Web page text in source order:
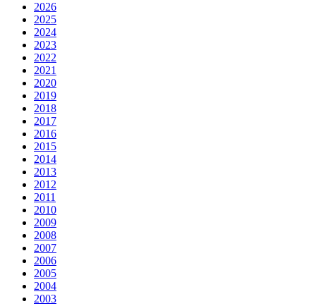
2026
2025
2024
2023
2022
2021
2020
2019
2018
2017
2016
2015
2014
2013
2012
2011
2010
2009
2008
2007
2006
2005
2004
2003